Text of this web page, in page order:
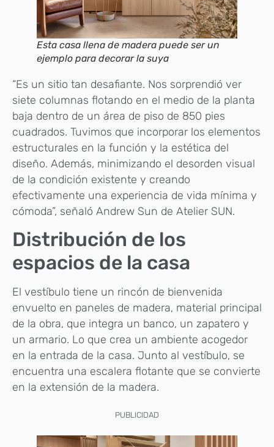
Esta casa llena de madera puede ser un
ejemplo para decorar la suya
“Es un sitio tan desafiante. Nos sorprendió ver
siete columnas flotando en el medio de la planta
baja dentro de un área de piso de 850 pies
cuadrados. Tuvimos que incorporar los elementos
estructurales en la función y la estética del
diseño. Además, minimizando el desorden visual
de la condición existente y creando
efectivamente una experiencia de vida mínima y
cómoda”, señaló Andrew Sun de Atelier SUN.
Distribución de los
espacios de la casa
El vestíbulo tiene un rincón de bienvenida
envuelto en paneles de madera, material principal
de la obra, que integra un banco, un zapatero y
un armario. Lo que crea un ambiente acogedor
en la entrada de la casa. Junto al vestíbulo, se
encuentra una escalera flotante que se convierte
en la extensión de la madera.
PUBLICIDAD